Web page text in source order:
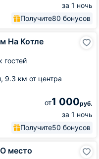
за 1 ночь
Получите80 бонусов
На Котле
гостей
9.3 км от центра
от1 000руб.
за 1 ночь
Получите50 бонусов
место